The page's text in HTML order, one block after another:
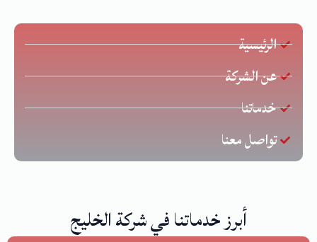
الرئيسية
عن الشركة
خدماتنا
تواصل معنا
أبرز خدماتنا في شركة الخليج